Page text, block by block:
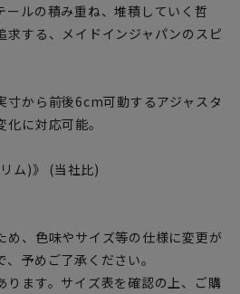
ールの積み重ね、堆積していく哲
求する、メイドインジャパンのスピ
寸から前後6cm可動するアジャスタ
に対応可能。
ム)》 (当社比)
、色味やサイズ等の仕様に変更が
予めご了承ください。
ます。サイズ表を確認の上、ご購